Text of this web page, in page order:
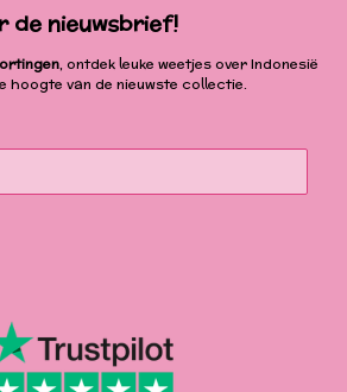
k de nieuwsbrief!
, ontdek leuke weetjes over Indonesië
hoogte van de nieuwste collectie.